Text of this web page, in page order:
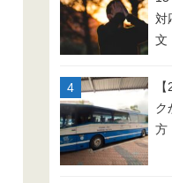
対
文
ク
方